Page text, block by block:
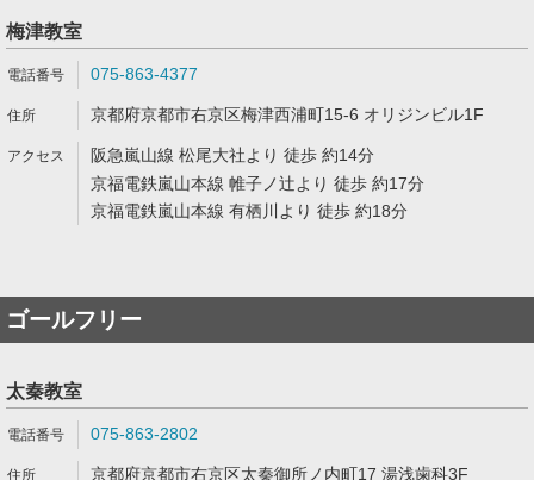
梅津教室
075-863-4377
京都府京都市右京区梅津西浦町15-6 オリジンビル1F
阪急嵐山線 松尾大社より 徒歩 約14分
京福電鉄嵐山本線 帷子ノ辻より 徒歩 約17分
京福電鉄嵐山本線 有栖川より 徒歩 約18分
ゴールフリー
太秦教室
075-863-2802
京都府京都市右京区太秦御所ノ内町17 湯浅歯科3F